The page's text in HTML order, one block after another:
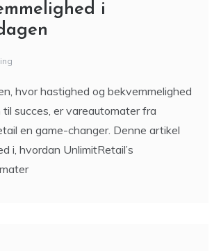
i
hvor hastighed og bekvemmelighed
til succes, er vareautomater fra
en game-changer. Denne artikel
i, hvordan UnlimitRetail’s